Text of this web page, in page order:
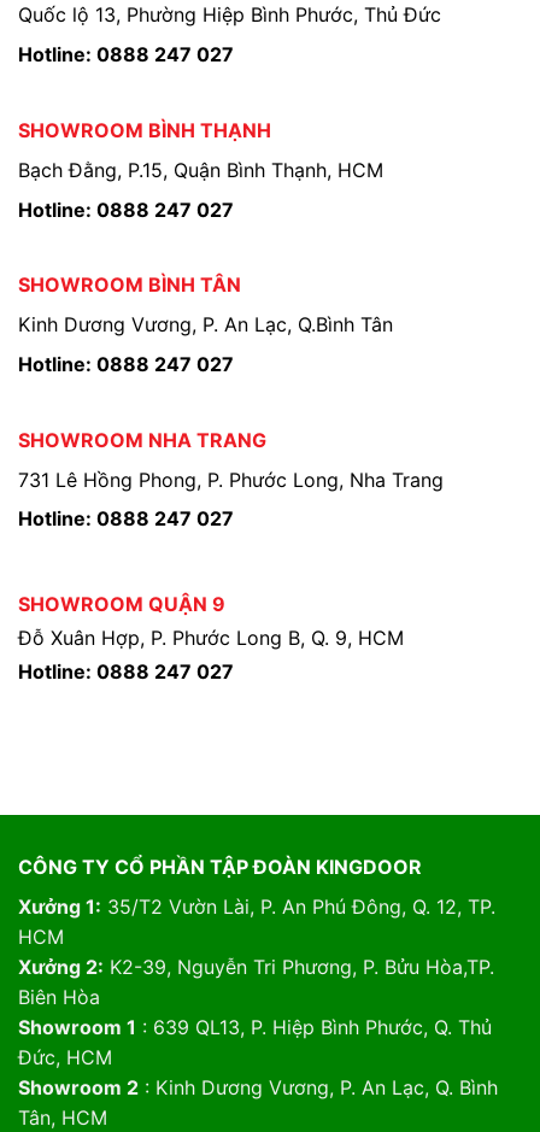
Quốc lộ 13, Phường Hiệp Bình Phước, Thủ Đức
Hotline: 0888 247 027
SHOWROOM BÌNH THẠNH
Bạch Đằng, P.15, Quận Bình Thạnh, HCM
Hotline: 0888 247 027
SHOWROOM BÌNH TÂN
Kinh Dương Vương, P. An Lạc, Q.Bình Tân
Hotline: 0888 247 027
SHOWROOM NHA TRANG
731 Lê Hồng Phong, P. Phước Long, Nha Trang
Hotline: 0888 247 027
SHOWROOM QUẬN 9
Đỗ Xuân Hợp, P. Phước Long B, Q. 9, HCM
Hotline: 0888 247 027
CÔNG TY CỔ PHẦN TẬP ĐOÀN KINGDOOR
Xưởng 1: 35/T2 Vườn Lài, P. An Phú Đông, Q. 12, TP.
HCM
Xưởng 2: K2-39, Nguyễn Tri Phương, P. Bửu Hòa,TP.
Biên Hòa
Showroom 1 : 639 QL13, P. Hiệp Bình Phước, Q. Thủ
Đức, HCM
Showroom 2: Kinh Dương Vương, P. An Lạc, Q. Bình
Tân, HCM